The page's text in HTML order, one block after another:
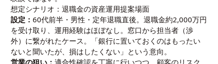
想定シナリオ：退職金の資産運用提案場面
設定：60代前半・男性・定年退職直後。退職金約2,000万円
を受け取り、運用経験はほぼなし。窓口から担当者（渉
外）に繋がれたケース。「銀行に置いておくのはもったい
ないと聞いたが、損はしたくない」という意向。